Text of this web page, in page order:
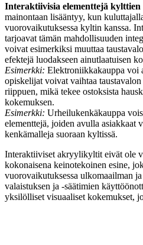
Interaktiivisia elementtejä kylttien
mainontaan lisääntyy, kun
vuorovaikutuksessa kyltin kanssa.
tarjoavat tämän mahdollisuuden
voivat esimerkiksi muuttaa
efektejä luodakseen ainutlaatuisen
Esimerkki: Elektroniikkakauppa voi
opiskelijat voivat vaihtaa
riippuen, mikä tekee ostoksista
kokemuksen.
Esimerkki: Urheilukenkäkauppa
elementtejä, joiden avulla asiakkaat
kenkämalleja suoraan kyltissä.
Interaktiiviset akryylikyltit eivät ole
kokonaisena keinotekoinen esine,
vuorovaikutuksessa ulkomaailman
valaistuksen ja -säätimien
yksilölliset visuaaliset kokemukset,